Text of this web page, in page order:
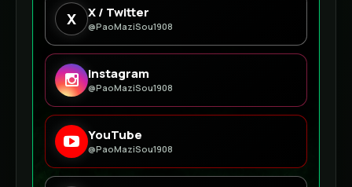
X X / Twitter
@PaoMaziSou1908
Instagram
@PaoMaziSou1908
YouTube
@PaoMaziSou1908